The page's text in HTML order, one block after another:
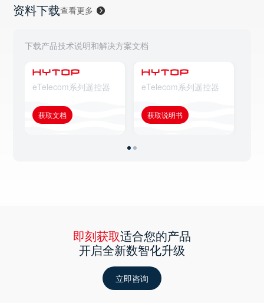
资料下载查看更多
下载产品技术说明和解决方案文档
eTelecom系列遥控器
获取文档
eTelecom系列遥控器
获取说明书
即刻获取适合您的产品
开启全新数智化升级
立即咨询